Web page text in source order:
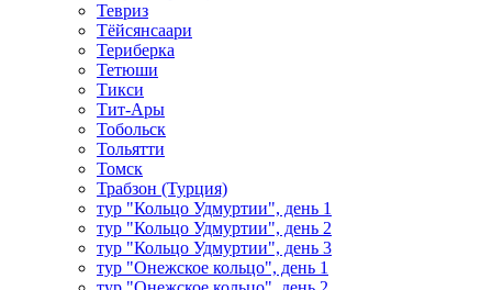
Тевриз
Тёйсянсаари
Териберка
Тетюши
Тикси
Тит-Ары
Тобольск
Тольятти
Томск
Трабзон (Турция)
тур "Кольцо Удмуртии", день 1
тур "Кольцо Удмуртии", день 2
тур "Кольцо Удмуртии", день 3
тур "Онежское кольцо", день 1